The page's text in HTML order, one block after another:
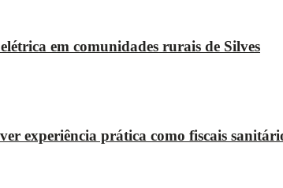
em comunidades rurais de Silves
experiência prática como fiscais